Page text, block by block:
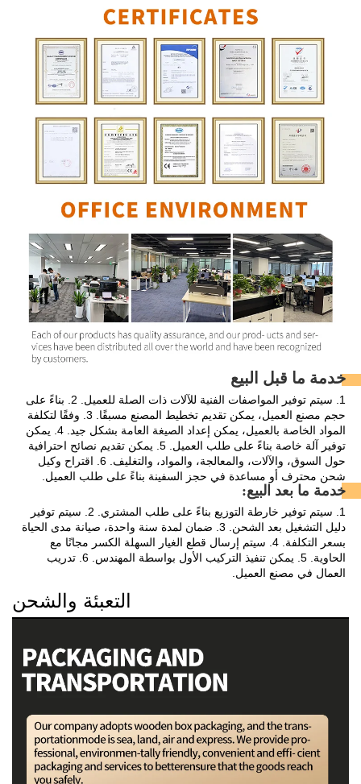
خدمة ما قبل البيع
شحن محترف أو مساعدة في حجز السفينة بناءً على طلب العميل.
خدمة ما بعد البيع:
العمال في مصنع العميل.
التعبئة والشحن